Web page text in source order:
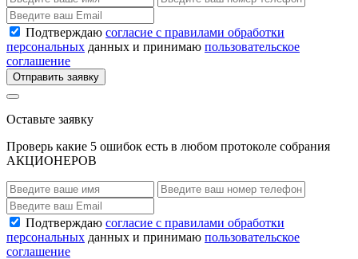
Подтверждаю согласие с правилами обработки
персональных данных и принимаю пользовательское
соглашение
Отправить заявку
Оставьте заявку
Проверь какие 5 ошибок есть в любом протоколе собрания
АКЦИОНЕРОВ
Подтверждаю согласие с правилами обработки
персональных данных и принимаю пользовательское
соглашение